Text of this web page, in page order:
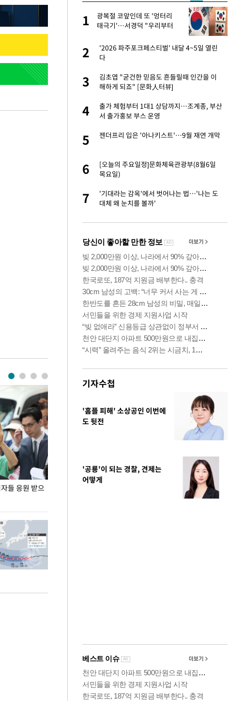
들 응원 받으
장동혁 "李 대
하다"
로 전 재
"
옷' 입힌다…AI 로봇 연
1
광복절 코앞인데 또 '엉터리
태극기'…서경덕 "우리부터
2
'2026 파주포크페스티벌' 내달 4~5일 열린
다
3
김초엽 "굳건한 믿음도 흔들릴때 인간을 이
해하게 되죠" [문화人터뷰]
4
출가 체험부터 1대1 상담까지…조계종, 부산
서 출가홍보 부스 운영
5 젠더프리 입은 '아나키스트'…9월 재연 개막
6
[오늘의 주요일정]문화체육관광부(8월6일
목요일)
7
'기대라는 감옥'에서 벗어나는 법…'나는 도
대체 왜 눈치를 볼까'
기자수첩
'홈플 피해' 소상공인 이번에
도 뒷전
'공룡'이 되는 경찰, 견제는
어떻게